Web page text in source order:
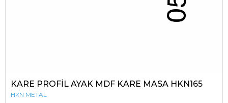
KARE PROFİL AYAK MDF KARE MASA HKN165
HKN METAL